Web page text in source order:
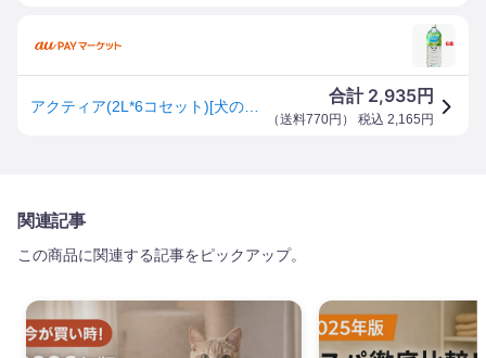
合計 2,935円
（送料770円 ） 税込 2,165 円
関連記事
この商品に関連する記事をピックアップ。